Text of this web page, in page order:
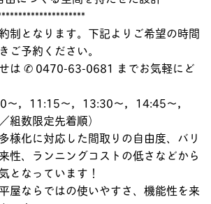
制となります。下記よりご希望の時間
ご予約ください。
は ✆ 0470-63-0681 までお気軽にど
～，11:15～，13:30～，14:45～，
数限定先着順）
様化に対応した間取りの自由度、バリ
性、ランニングコストの低さなどから
となっています！
屋ならではの使いやすさ、機能性を来